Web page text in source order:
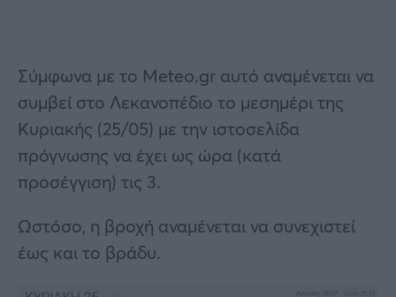
Σύμφωνα με το Meteo.gr αυτό αναμένεται να
συμβεί στο Λεκανοπέδιο το μεσημέρι της
Κυριακής (25/05) με την ιστοσελίδα
πρόγνωσης να έχει ως ώρα (κατά
προσέγγιση) τις 3.
Ωστόσο, η βροχή αναμένεται να συνεχιστεί
έως και το βράδυ.